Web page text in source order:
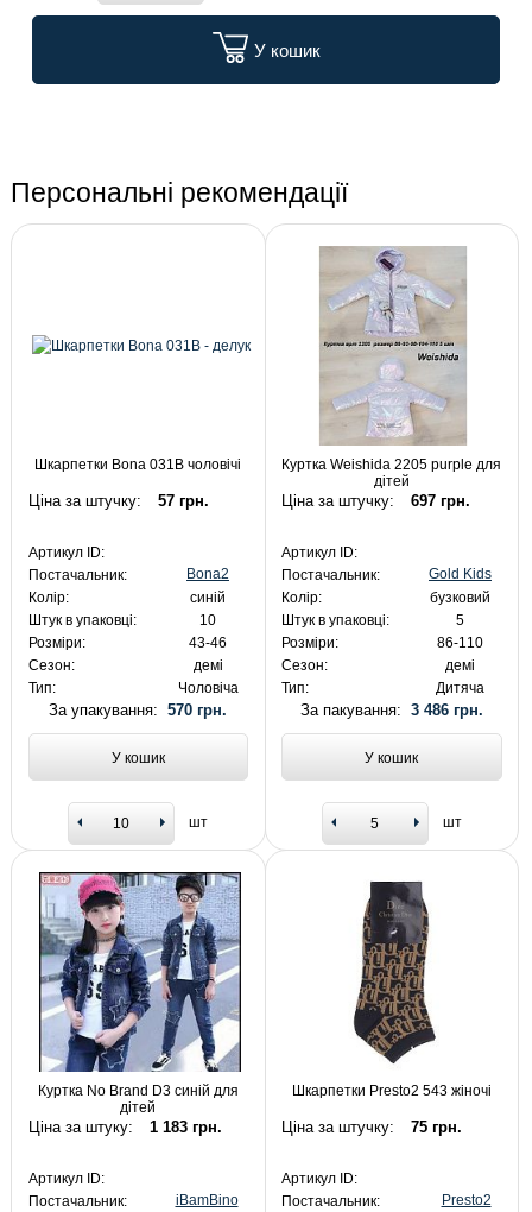
У кошик
Персональні рекомендації
Шкарпетки Bona 031B чоловічі
Ціна за штучку: 57 грн.
Артикул ID:
Постачальник:
Bona2
Колір:
синій
Штук в упаковці:
10
Розміри:
43-46
Сезон:
демі
Тип:
Чоловіча
За упакування:570 грн.
У кошик
шт
Куртка Weishida 2205 purple для
дітей
Ціна за штучку: 697 грн.
Артикул ID:
Постачальник:
Gold Kids
Колір:
бузковий
Штук в упаковці:
5
Розміри:
86-110
Сезон:
демі
Тип:
Дитяча
За пакування: 3 486 грн.
У кошик
шт
Куртка No Brand D3 синій для
дітей
Ціна за штуку: 1 183 грн.
Артикул ID:
Постачальник:
iBamBino
Шкарпетки Presto2 543 жіночі
Ціна за штучку: 75 грн.
Артикул ID:
Постачальник:
Presto2